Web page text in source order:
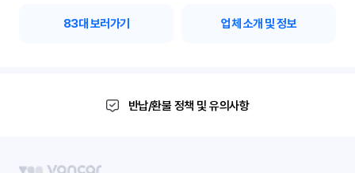
83대 보러가기 업체 소개 및 정보
반납/환불 정책 및 유의사항